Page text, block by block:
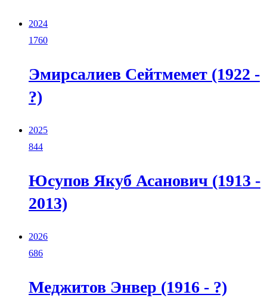
2024
1760
Эмирсалиев Сейтмемет (1922 -
?)
2025
844
Юсупов Якуб Асанович (1913 -
2013)
2026
686
Меджитов Энвер (1916 - ?)